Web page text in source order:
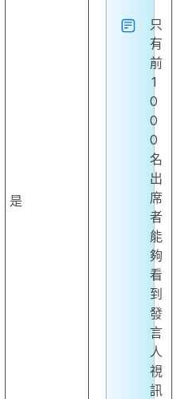
是
只
有
前
1
0
0
0
名
出
席
者
能
夠
看
到
發
言
人
視
訊